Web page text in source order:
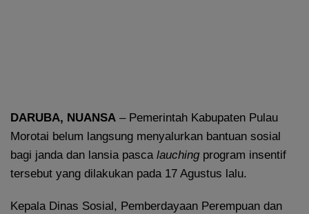
DARUBA, NUANSA – Pemerintah Kabupaten Pulau
Morotai belum langsung menyalurkan bantuan sosial
bagi janda dan lansia pasca lauchingprogram insentif
tersebut yang dilakukan pada 17 Agustus lalu.
Kepala Dinas Sosial, Pemberdayaan Perempuan dan